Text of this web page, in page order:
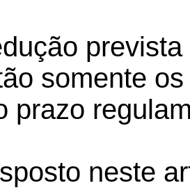
somente
prazo
neste